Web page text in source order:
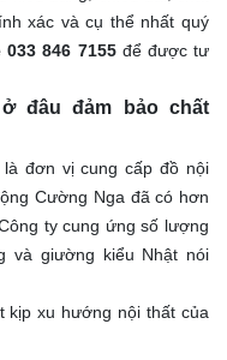
xác và cụ thể nhất quý
033 846 7155để được tư
đâu đảm bảo chất
là đơn vị cung cấp đồ nội
Cường Nga đã có hơn
ty cung ứng số lượng
và giường kiểu Nhật nói
kịp xu hướng nội thất của